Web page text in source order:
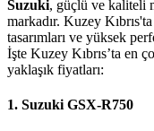
Suzuki, güçlü ve kaliteli
markadır. Kuzey
tasarımları ve yüksek
İşte Kuzey Kıbrıs’ta en
yaklaşık fiyatları:
1. Suzuki GSX-R750